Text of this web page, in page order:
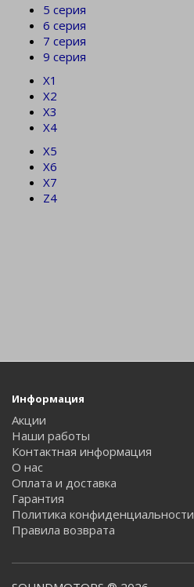
5 серия
6 серия
7 серия
9 серия
X1
X2
X3
X4
X5
X6
X7
Z4
Информация
Акции
Наши работы
Контактная информация
О нас
Оплата и доставка
Гарантия
Политика конфиденциальности
Правила возврата